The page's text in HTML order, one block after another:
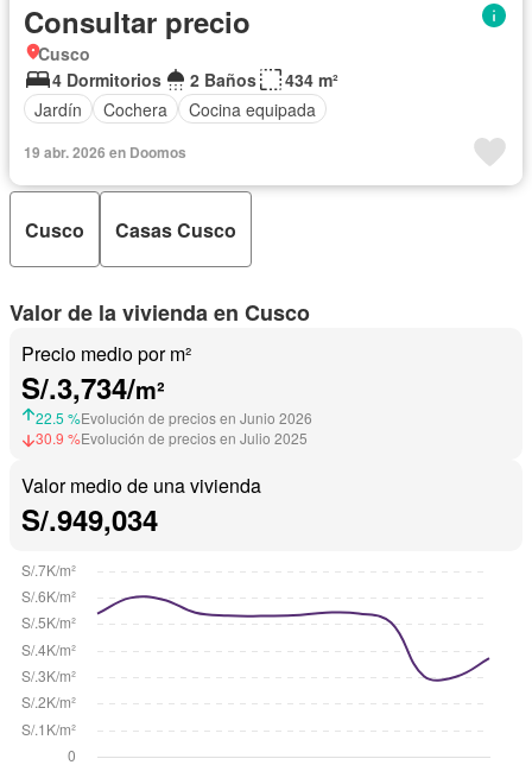
Consultar precio
Cusco
4 Dormitorios
2 Baños
434 m²
Jardín
Cochera Cocina equipada
19 abr. 2026 en Doomos
Cusco Casas Cusco
Valor de la vivienda en Cusco
Precio medio por m²
S/.3,734/m²
22.5 %Evolución de precios en Junio 2026
30.9 %Evolución de precios en Julio 2025
Valor medio de una vivienda
S/.949,034